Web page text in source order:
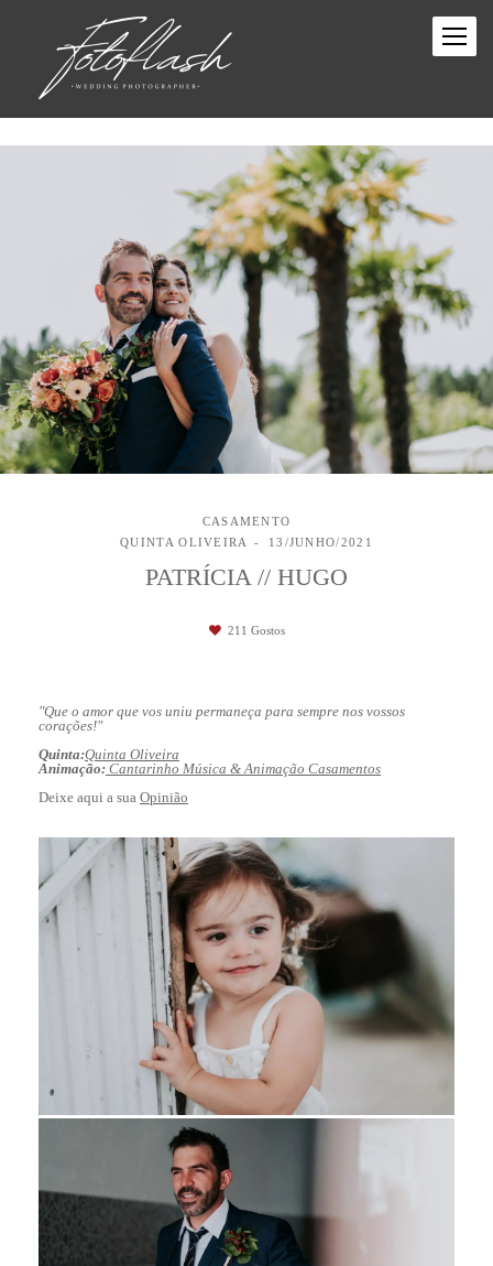
CASAMENTO
QUINTA OLIVEIRA
13/JUNHO/2021
PATRÍCIA // HUGO
211 Gostos
"Que o amor que vos uniu permaneça para sempre nos vossos
corações!"
Quinta:Quinta Oliveira
Animação: Cantarinho Música & Animação Casamentos
Deixe aqui a sua Opinião